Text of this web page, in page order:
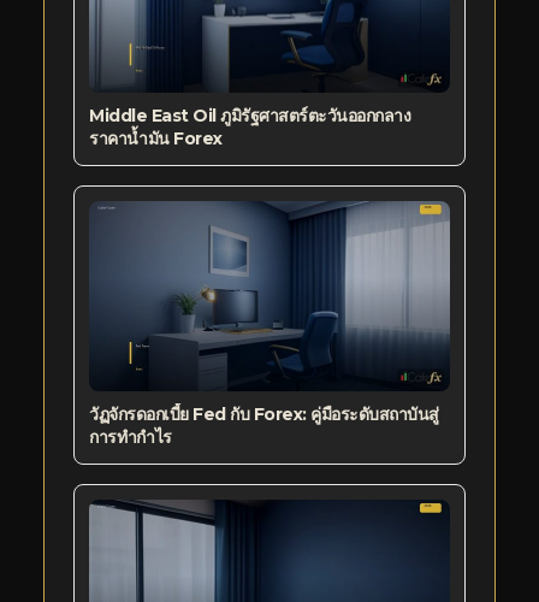
Middle East Oil ภูมิรัฐศาสตร์ตะวันออกกลาง
ราคาน้ำมัน Forex
วัฏจักรดอกเบี้ย Fed กับ Forex: คู่มือระดับสถาบันสู่
การทำกำไร